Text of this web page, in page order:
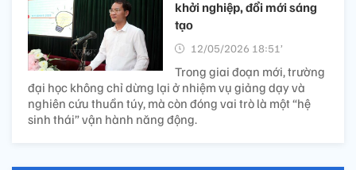
khởi nghiệp, đổi mới sáng
tạo
12/05/2026 18:51’
Trong giai đoạn mới, trường
đại học không chỉ dừng lại ở nhiệm vụ giảng dạy và
nghiên cứu thuần túy, mà còn đóng vai trò là một “hệ
sinh thái” vận hành năng động.